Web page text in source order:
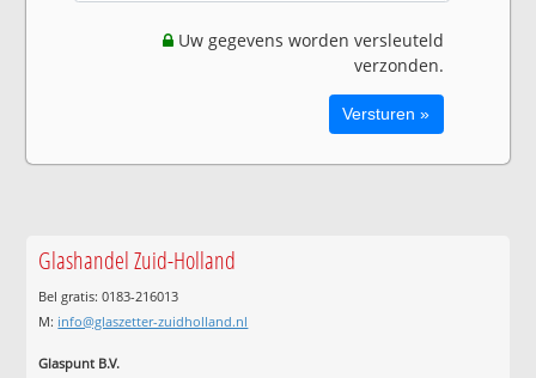
Uw gegevens worden versleuteld
verzonden.
Glashandel Zuid-Holland
Bel gratis: 0183-216013
M: info@glaszetter-zuidholland.nl
Glaspunt B.V.